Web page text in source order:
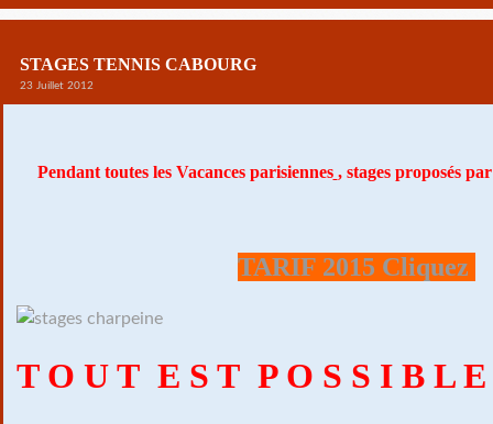
STAGES TENNIS CABOURG
23 Juillet 2012
Pendant toutes les Vacances parisiennes , stages proposés
TARIF 2015 Cliquez
T O U T E S T P O S S I B L E